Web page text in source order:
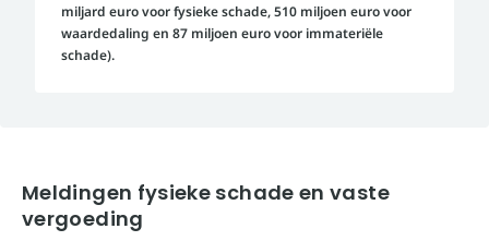
miljard euro voor fysieke schade, 510 miljoen euro voor
waardedaling en 87 miljoen euro voor immateriële
schade).
Meldingen fysieke schade en vaste
vergoeding